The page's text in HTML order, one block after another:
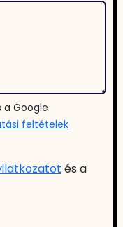
a Google
feltételek
és a